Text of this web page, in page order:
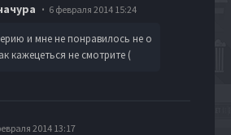
6 февраля 2014 15:24
и мне не понравилось не о
кажецеться не смотрите (
2014 13:17